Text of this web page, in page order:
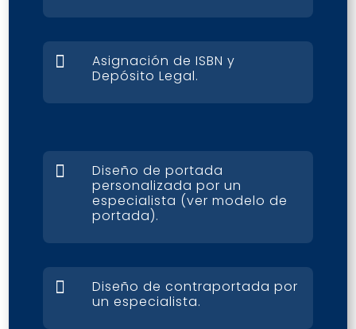

Asignación de ISBN y
Depósito Legal.

Diseño de portada
personalizada por un
especialista (ver modelo de
portada).

Diseño de contraportada por
un especialista.